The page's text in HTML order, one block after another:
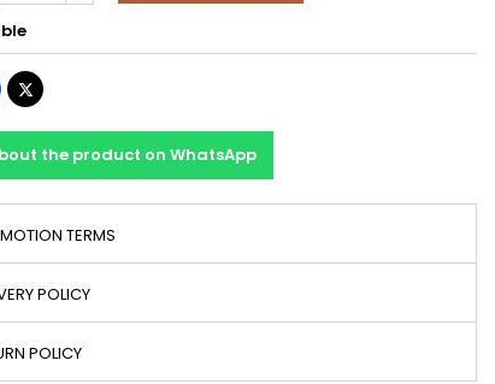
Tweet
the product on WhatsApp
TERMS
POLICY
POLICY